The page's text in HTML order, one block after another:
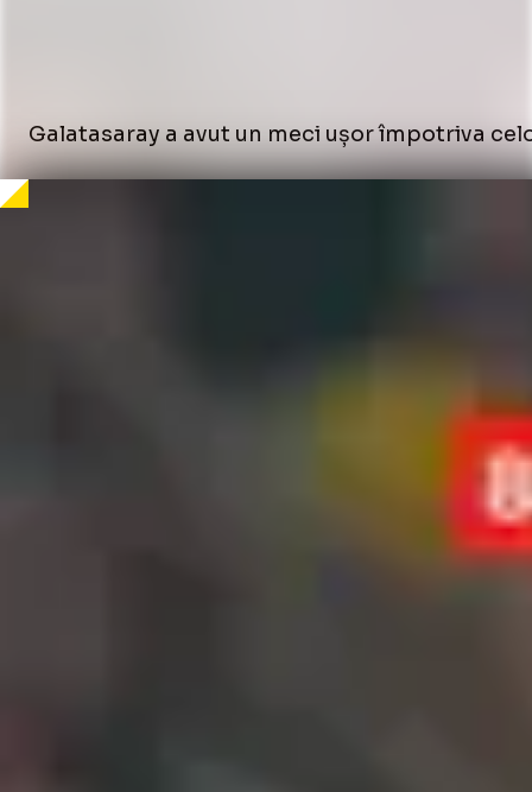
Galatasaray a avut un meci ușor împotriva